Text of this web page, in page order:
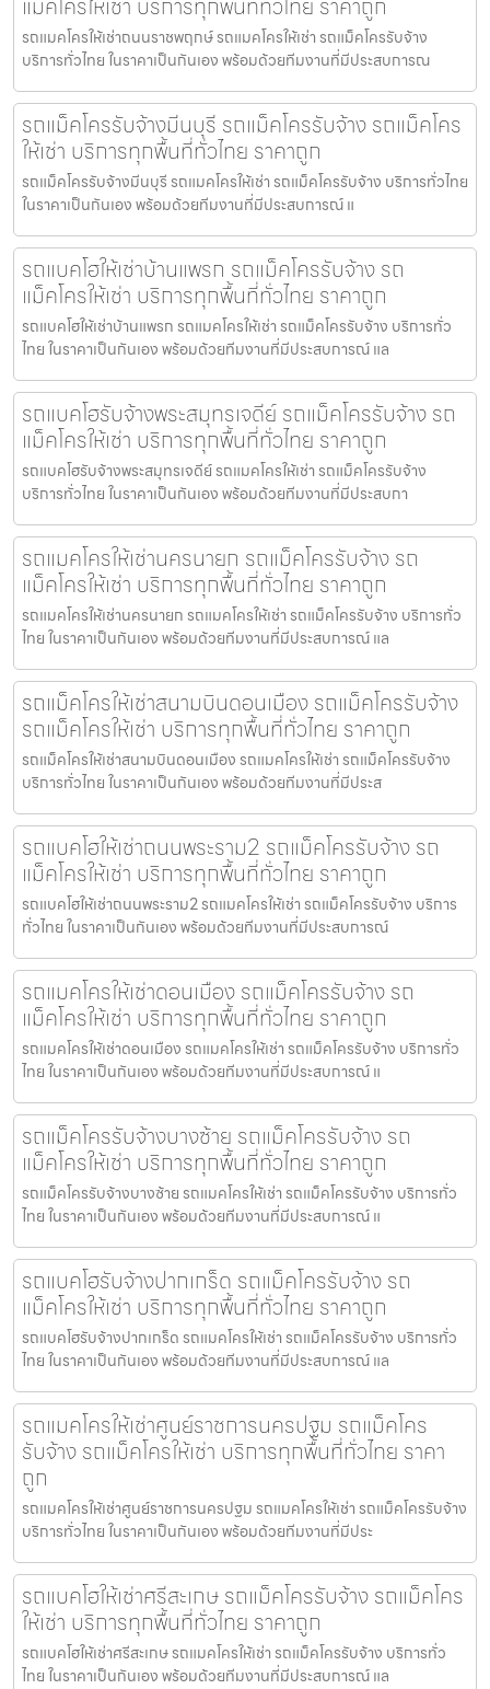
รถแมคโครให้เช่าถนนราชพฤกษ์ รถแมคโครให้เช่า รถแม็คโครรับจ้าง
บริการทั่วไทย ในราคาเป็นกันเอง พร้อมด้วยทีมงานที่มีประสบการณ
รถแม็คโครรับจ้างมีนบุรี รถแม็คโครรับจ้าง รถแม็คโคร
ให้เช่า บริการทุกพื้นที่ทั่วไทย ราคาถูก
รถแม็คโครรับจ้างมีนบุรี รถแมคโครให้เช่า รถแม็คโครรับจ้าง บริการทั่วไทย
ในราคาเป็นกันเอง พร้อมด้วยทีมงานที่มีประสบการณ์ แ
รถแบคโฮให้เช่าบ้านแพรก รถแม็คโครรับจ้าง รถ
แม็คโครให้เช่า บริการทุกพื้นที่ทั่วไทย ราคาถูก
รถแบคโฮให้เช่าบ้านแพรก รถแมคโครให้เช่า รถแม็คโครรับจ้าง บริการทั่ว
ไทย ในราคาเป็นกันเอง พร้อมด้วยทีมงานที่มีประสบการณ์ แล
รถแบคโฮรับจ้างพระสมุทรเจดีย์ รถแม็คโครรับจ้าง รถ
แม็คโครให้เช่า บริการทุกพื้นที่ทั่วไทย ราคาถูก
รถแบคโฮรับจ้างพระสมุทรเจดีย์ รถแมคโครให้เช่า รถแม็คโครรับจ้าง
บริการทั่วไทย ในราคาเป็นกันเอง พร้อมด้วยทีมงานที่มีประสบกา
รถแมคโครให้เช่านครนายก รถแม็คโครรับจ้าง รถ
แม็คโครให้เช่า บริการทุกพื้นที่ทั่วไทย ราคาถูก
รถแมคโครให้เช่านครนายก รถแมคโครให้เช่า รถแม็คโครรับจ้าง บริการทั่ว
ไทย ในราคาเป็นกันเอง พร้อมด้วยทีมงานที่มีประสบการณ์ แล
รถแม็คโครให้เช่าสนามบินดอนเมือง รถแม็คโครรับจ้าง
รถแม็คโครให้เช่า บริการทุกพื้นที่ทั่วไทย ราคาถูก
รถแม็คโครให้เช่าสนามบินดอนเมือง รถแมคโครให้เช่า รถแม็คโครรับจ้าง
บริการทั่วไทย ในราคาเป็นกันเอง พร้อมด้วยทีมงานที่มีประส
รถแบคโฮให้เช่าถนนพระราม2 รถแม็คโครรับจ้าง รถ
แม็คโครให้เช่า บริการทุกพื้นที่ทั่วไทย ราคาถูก
รถแบคโฮให้เช่าถนนพระราม2 รถแมคโครให้เช่า รถแม็คโครรับจ้าง บริการ
ทั่วไทย ในราคาเป็นกันเอง พร้อมด้วยทีมงานที่มีประสบการณ์
รถแมคโครให้เช่าดอนเมือง รถแม็คโครรับจ้าง รถ
แม็คโครให้เช่า บริการทุกพื้นที่ทั่วไทย ราคาถูก
รถแมคโครให้เช่าดอนเมือง รถแมคโครให้เช่า รถแม็คโครรับจ้าง บริการทั่ว
ไทย ในราคาเป็นกันเอง พร้อมด้วยทีมงานที่มีประสบการณ์ แ
รถแม็คโครรับจ้างบางซ้าย รถแม็คโครรับจ้าง รถ
แม็คโครให้เช่า บริการทุกพื้นที่ทั่วไทย ราคาถูก
รถแม็คโครรับจ้างบางซ้าย รถแมคโครให้เช่า รถแม็คโครรับจ้าง บริการทั่ว
ไทย ในราคาเป็นกันเอง พร้อมด้วยทีมงานที่มีประสบการณ์ แ
รถแบคโฮรับจ้างปากเกร็ด รถแม็คโครรับจ้าง รถ
แม็คโครให้เช่า บริการทุกพื้นที่ทั่วไทย ราคาถูก
รถแบคโฮรับจ้างปากเกร็ด รถแมคโครให้เช่า รถแม็คโครรับจ้าง บริการทั่ว
ไทย ในราคาเป็นกันเอง พร้อมด้วยทีมงานที่มีประสบการณ์ แล
รถแมคโครให้เช่าศูนย์ราชการนครปฐม รถแม็คโคร
รับจ้าง รถแม็คโครให้เช่า บริการทุกพื้นที่ทั่วไทย ราคา
ถูก
รถแมคโครให้เช่าศูนย์ราชการนครปฐม รถแมคโครให้เช่า รถแม็คโครรับจ้าง
บริการทั่วไทย ในราคาเป็นกันเอง พร้อมด้วยทีมงานที่มีประ
รถแบคโฮให้เช่าศรีสะเกษ รถแม็คโครรับจ้าง รถแม็คโคร
ให้เช่า บริการทุกพื้นที่ทั่วไทย ราคาถูก
รถแบคโฮให้เช่าศรีสะเกษ รถแมคโครให้เช่า รถแม็คโครรับจ้าง บริการทั่ว
ไทย ในราคาเป็นกันเอง พร้อมด้วยทีมงานที่มีประสบการณ์ แล